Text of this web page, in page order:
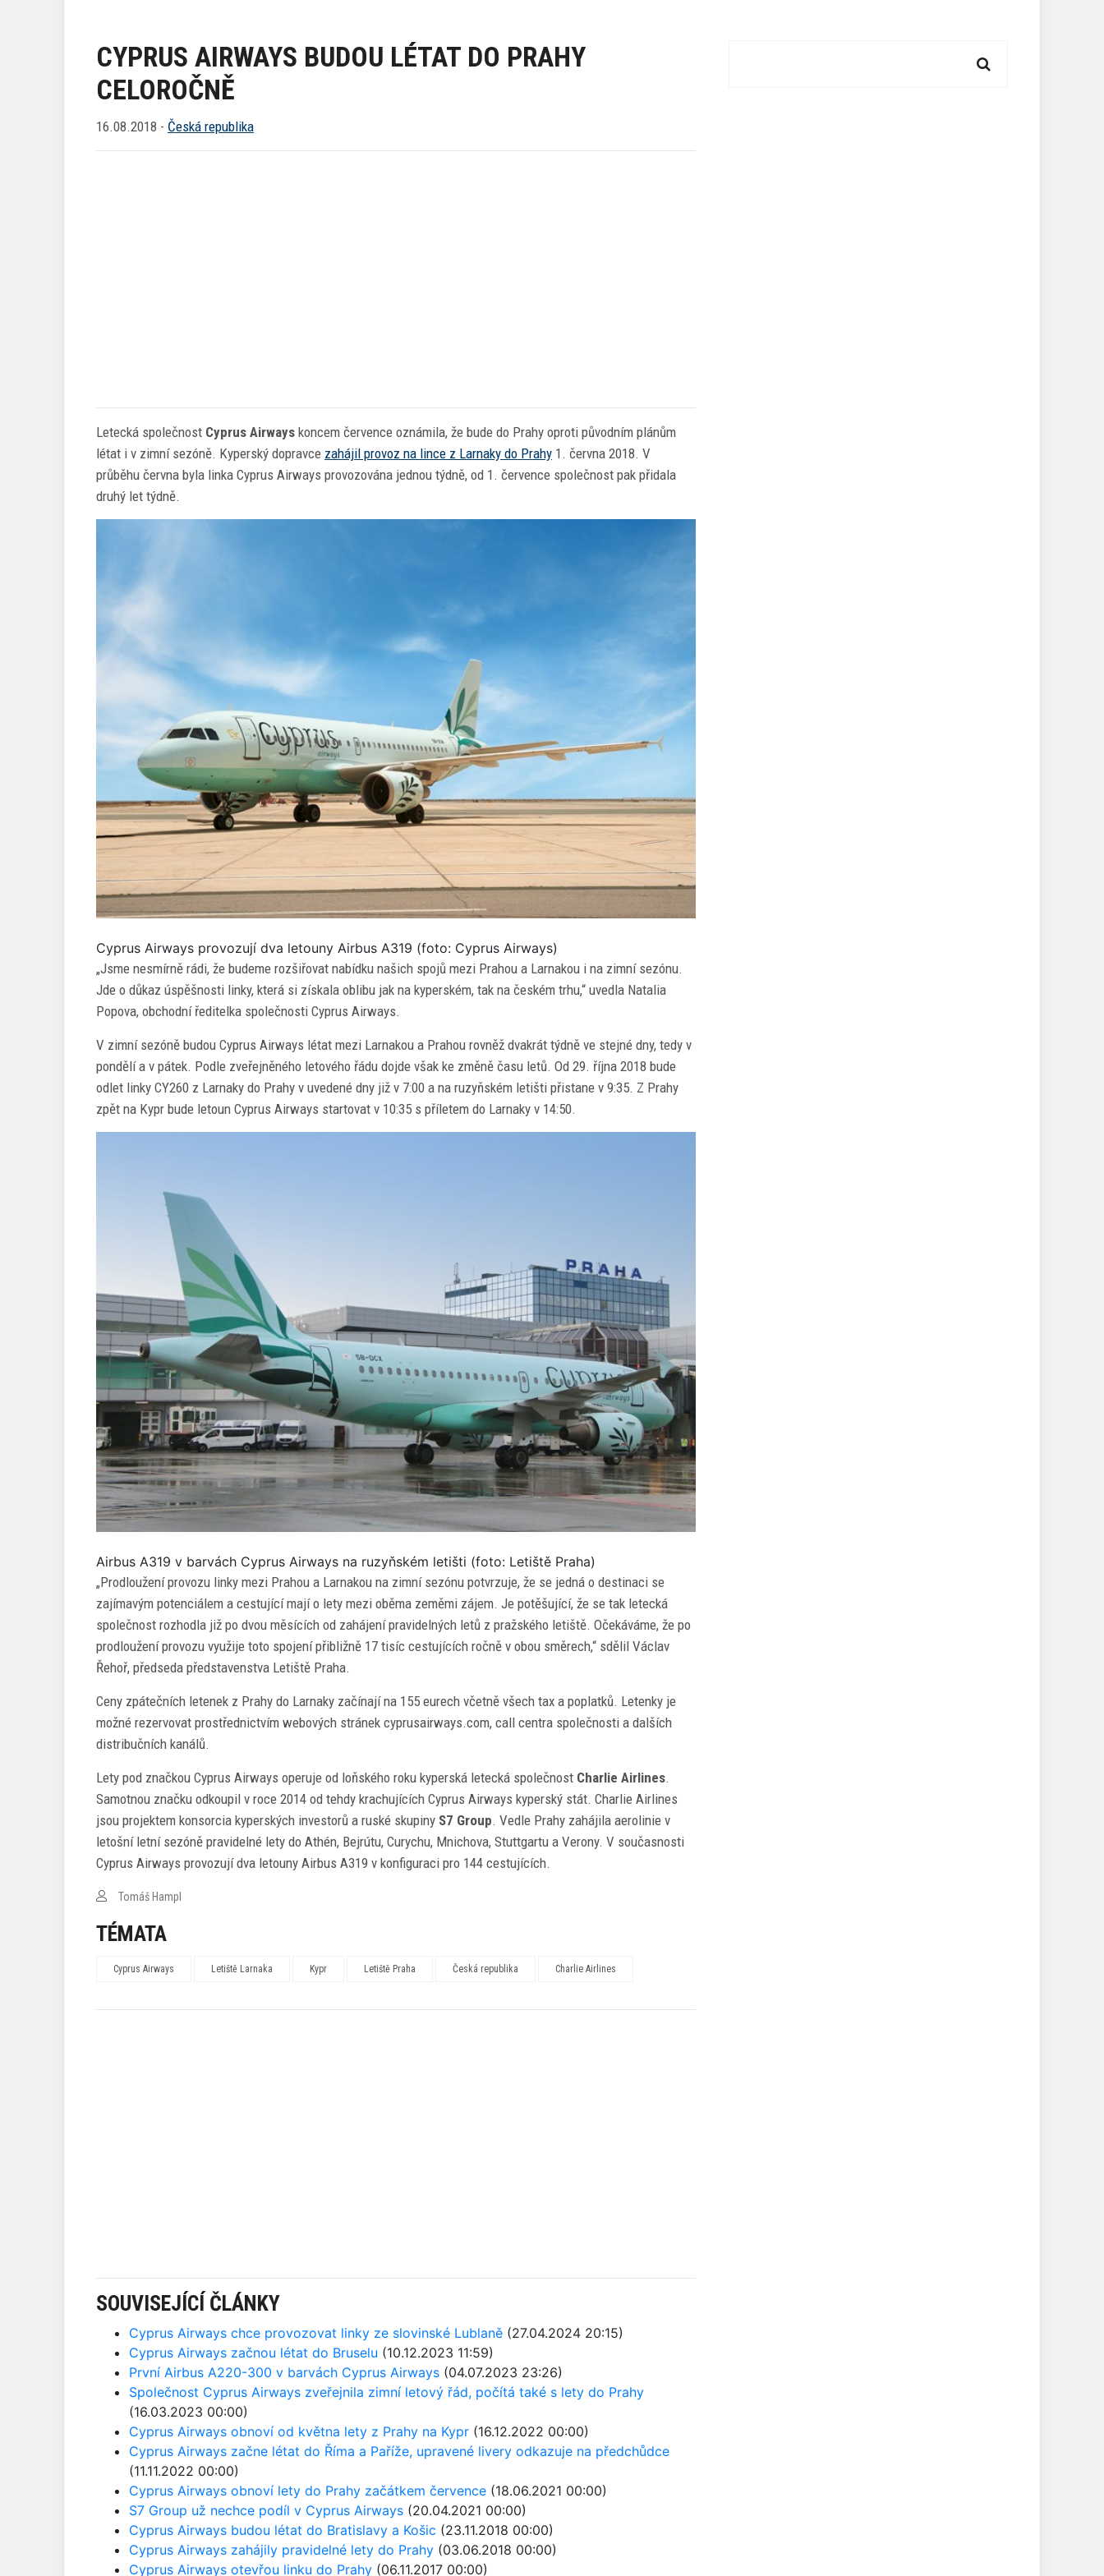
CYPRUS AIRWAYS BUDOU LÉTAT DO PRAHY
CELOROČNĚ
16.08.2018 - Česká republika
Letecká společnost Cyprus Airways koncem července oznámila, že bude do Prahy oproti původním plánům
létat i v zimní sezóně. Kyperský dopravce zahájil provoz na lince z Larnaky do Prahy 1. června 2018. V
průběhu června byla linka Cyprus Airways provozována jednou týdně, od 1. července společnost pak přidala
druhý let týdně.
Cyprus Airways provozují dva letouny Airbus A319 (foto: Cyprus Airways)
„Jsme nesmírně rádi, že budeme rozšiřovat nabídku našich spojů mezi Prahou a Larnakou i na zimní sezónu.
Jde o důkaz úspěšnosti linky, která si získala oblibu jak na kyperském, tak na českém trhu,“ uvedla Natalia
Popova, obchodní ředitelka společnosti Cyprus Airways.
V zimní sezóně budou Cyprus Airways létat mezi Larnakou a Prahou rovněž dvakrát týdně ve stejné dny, tedy v
pondělí a v pátek. Podle zveřejněného letového řádu dojde však ke změně času letů. Od 29. října 2018 bude
odlet linky CY260 z Larnaky do Prahy v uvedené dny již v 7:00 a na ruzyňském letišti přistane v 9:35. Z Prahy
zpět na Kypr bude letoun Cyprus Airways startovat v 10:35 s příletem do Larnaky v 14:50.
Airbus A319 v barvách Cyprus Airways na ruzyňském letišti (foto: Letiště Praha)
„Prodloužení provozu linky mezi Prahou a Larnakou na zimní sezónu potvrzuje, že se jedná o destinaci se
zajímavým potenciálem a cestující mají o lety mezi oběma zeměmi zájem. Je potěšující, že se tak letecká
společnost rozhodla již po dvou měsících od zahájení pravidelných letů z pražského letiště. Očekáváme, že po
prodloužení provozu využije toto spojení přibližně 17 tisíc cestujících ročně v obou směrech,“ sdělil Václav
Řehoř, předseda představenstva Letiště Praha.
Ceny zpátečních letenek z Prahy do Larnaky začínají na 155 eurech včetně všech tax a poplatků. Letenky je
možné rezervovat prostřednictvím webových stránek cyprusairways.com, call centra společnosti a dalších
distribučních kanálů.
Lety pod značkou Cyprus Airways operuje od loňského roku kyperská letecká společnost Charlie Airlines.
Samotnou značku odkoupil v roce 2014 od tehdy krachujících Cyprus Airways kyperský stát. Charlie Airlines
jsou projektem konsorcia kyperských investorů a ruské skupiny S7 Group. Vedle Prahy zahájila aerolinie v
letošní letní sezóně pravidelné lety do Athén, Bejrútu, Curychu, Mnichova, Stuttgartu a Verony. V současnosti
Cyprus Airways provozují dva letouny Airbus A319 v konfiguraci pro 144 cestujících.
Tomáš Hampl
TÉMATA
Cyprus Airways Letiště Larnaka Kypr Letiště Praha Česká republika Charlie Airlines
SOUVISEJÍCÍ ČLÁNKY
Cyprus Airways chce provozovat linky ze slovinské Lublaně (27.04.2024 20:15)
Cyprus Airways začnou létat do Bruselu (10.12.2023 11:59)
První Airbus A220-300 v barvách Cyprus Airways (04.07.2023 23:26)
Společnost Cyprus Airways zveřejnila zimní letový řád, počítá také s lety do Prahy
(16.03.2023 00:00)
Cyprus Airways obnoví od května lety z Prahy na Kypr (16.12.2022 00:00)
Cyprus Airways začne létat do Říma a Paříže, upravené livery odkazuje na předchůdce
(11.11.2022 00:00)
Cyprus Airways obnoví lety do Prahy začátkem července (18.06.2021 00:00)
S7 Group už nechce podíl v Cyprus Airways (20.04.2021 00:00)
Cyprus Airways budou létat do Bratislavy a Košic (23.11.2018 00:00)
Cyprus Airways zahájily pravidelné lety do Prahy (03.06.2018 00:00)
Cyprus Airways otevřou linku do Prahy (06.11.2017 00:00)